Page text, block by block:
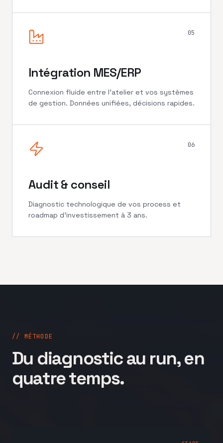
05
Intégration MES/ERP
Connexion fluide entre l'atelier et vos systèmes
de gestion. Données unifiées, décisions rapides.
06
Audit & conseil
Diagnostic technologique de vos process et
roadmap d'investissement à 3 ans.
// MÉTHODE
Du diagnostic au run, en
quatre temps.